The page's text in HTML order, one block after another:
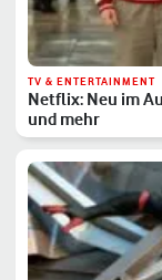
TV & ENTERTAINMENT
Netflix: Neu im
und mehr